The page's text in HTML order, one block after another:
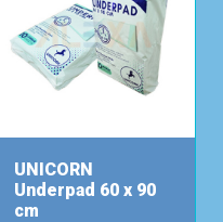
UNICORN
Underpad 60 x 90
cm